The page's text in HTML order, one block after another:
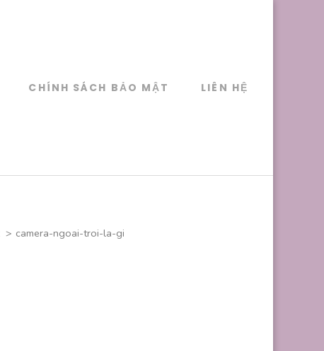
CHÍNH SÁCH BẢO MẬT LIÊN HỆ
> camera-ngoai-troi-la-gi